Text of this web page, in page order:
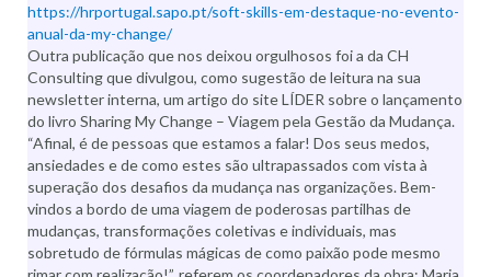
https://hrportugal.sapo.pt/soft-skills-em-destaque-no-evento-
anual-da-my-change/
Outra publicação que nos deixou orgulhosos foi a da CH
Consulting que divulgou, como sugestão de leitura na sua
newsletter interna, um artigo do site LÍDER sobre o lançamento
do livro Sharing My Change – Viagem pela Gestão da Mudança.
“Afinal, é de pessoas que estamos a falar! Dos seus medos,
ansiedades e de como estes são ultrapassados com vista à
superação dos desafios da mudança nas organizações. Bem-
vindos a bordo de uma viagem de poderosas partilhas de
mudanças, transformações coletivas e individuais, mas
sobretudo de fórmulas mágicas de como paixão pode mesmo